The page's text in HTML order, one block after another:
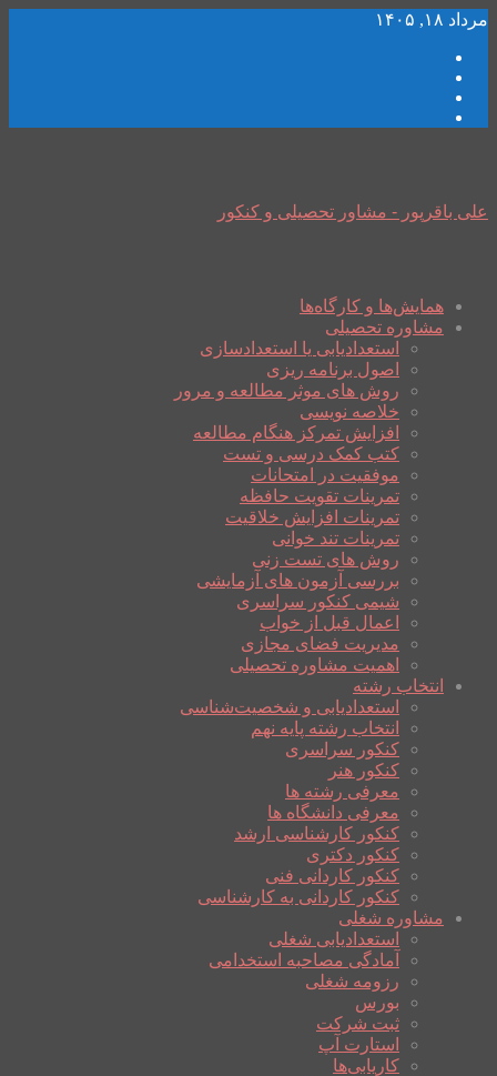
مرداد ۱۸, ۱۴۰۵
علی باقرپور - مشاور تحصیلی و کنکور
همایش‌ها و کارگاه‌ها
مشاوره تحصیلی
استعدادیابی یا استعدادسازی
اصول برنامه ریزی
روش های موثر مطالعه و مرور
خلاصه نویسی
افزایش تمرکز هنگام مطالعه
کتب کمک درسی و تست
موفقیت در امتحانات
تمرینات تقویت حافظه
تمرینات افزایش خلاقیت
تمرینات تند خوانی
روش های تست زنی
بررسی آزمون های آزمایشی
شیمی کنکور سراسری
اعمال قبل از خواب
مدیریت فضای مجازی
اهمیت مشاوره تحصیلی
انتخاب رشته
استعدادیابی و شخصیت‌شناسی
انتخاب رشته پایه نهم
کنکور سراسری
کنکور هنر
معرفی رشته ها
معرفی دانشگاه ها
کنکور کارشناسی ارشد
کنکور دکتری
کنکور کاردانی فنی
کنکور کاردانی به کارشناسی
مشاوره شغلی
استعدادیابی شغلی
آمادگی مصاحبه استخدامی
رزومه شغلی
بورس
ثبت شرکت
استارت آپ
کاریابی‌ها